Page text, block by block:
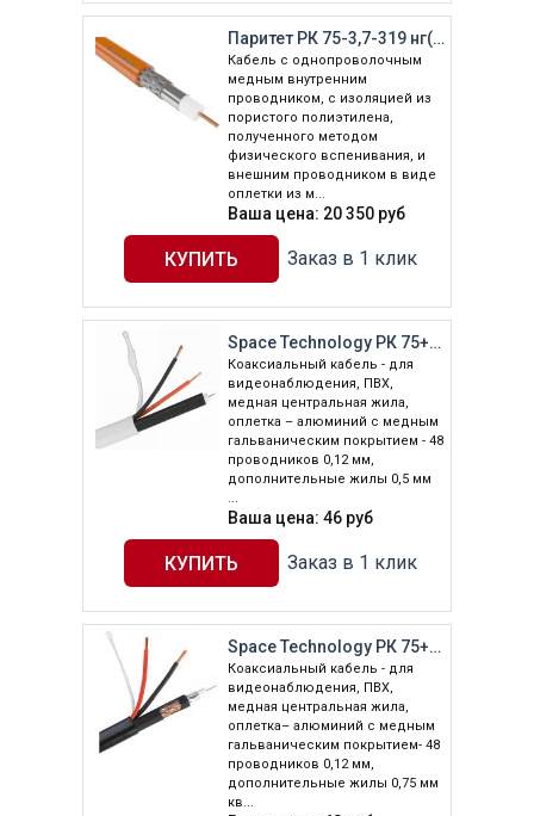
Паритет РК 75-3,7-319 нг(А)-HF 250 м
Кабель с однопроволочным
медным внутренним
проводником, с изоляцией из
пористого полиэтилена,
полученного методом
физического вспенивания, и
внешним проводником в виде
оплетки из м...
Ваша цена: 20 350 руб
Заказ в 1 клик
Space Technology РК 75+2х0,5 (48) PVC ВНУТРЕННИЙ (белый, 200м)
Коаксиальный кабель - для
видеонаблюдения, ПВХ,
медная центральная жила,
оплетка – алюминий с медным
гальваническим покрытием - 48
проводников 0,12 мм,
дополнительные жилы 0,5 мм
...
Ваша цена: 46 руб
Заказ в 1 клик
Space Technology РК 75+2х0,75 (48) PVC ВНЕШНИЙ (черный, 200м)
Коаксиальный кабель - для
видеонаблюдения, ПВХ,
медная центральная жила,
оплетка– алюминий с медным
гальваническим покрытием- 48
проводников 0,12 мм,
дополнительные жилы 0,75 мм
кв...